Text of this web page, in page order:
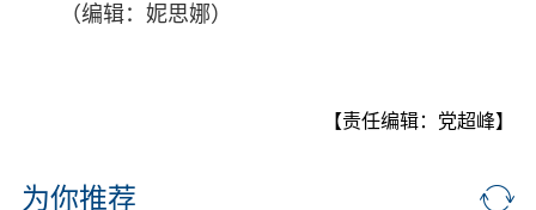
（编辑：妮思娜）
【责任编辑：党超峰】
为你推荐